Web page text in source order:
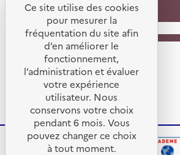
Ce site utilise des cookies
pour mesurer la
fréquentation du site afin
d’en améliorer le
fonctionnement,
l’administration et évaluer
votre expérience
utilisateur. Nous
conservons votre choix
pendant 6 mois. Vous
pouvez changer ce choix
à tout moment.